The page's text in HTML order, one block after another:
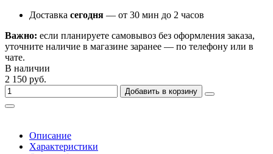
Доставка сегодня — от 30 мин до 2 часов
Важно: если планируете самовывоз без оформления заказа,
уточните наличие в магазине заранее — по телефону или в
чате.
В наличии
2 150 руб.
Добавить в корзину
Описание
Характеристики